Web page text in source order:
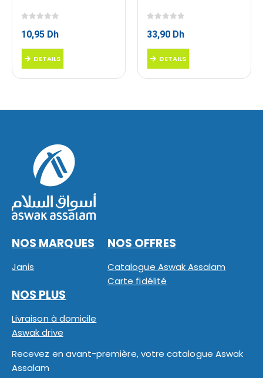
10,95 Dh
DETAILS
33,90 Dh
DETAILS
NOS MARQUES
Janis
NOS OFFRES
Catalogue Aswak Assalam
Carte fidélité
NOS PLUS
Livraison à domicile
Aswak drive
Recevez en avant-première, votre catalogue Aswak
Assalam